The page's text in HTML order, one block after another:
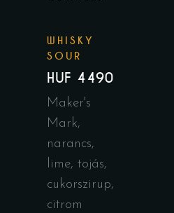
WHISKY
SOUR
HUF 4490
Maker's
Mark,
narancs,
lime, tojás,
cukorszirup,
citrom